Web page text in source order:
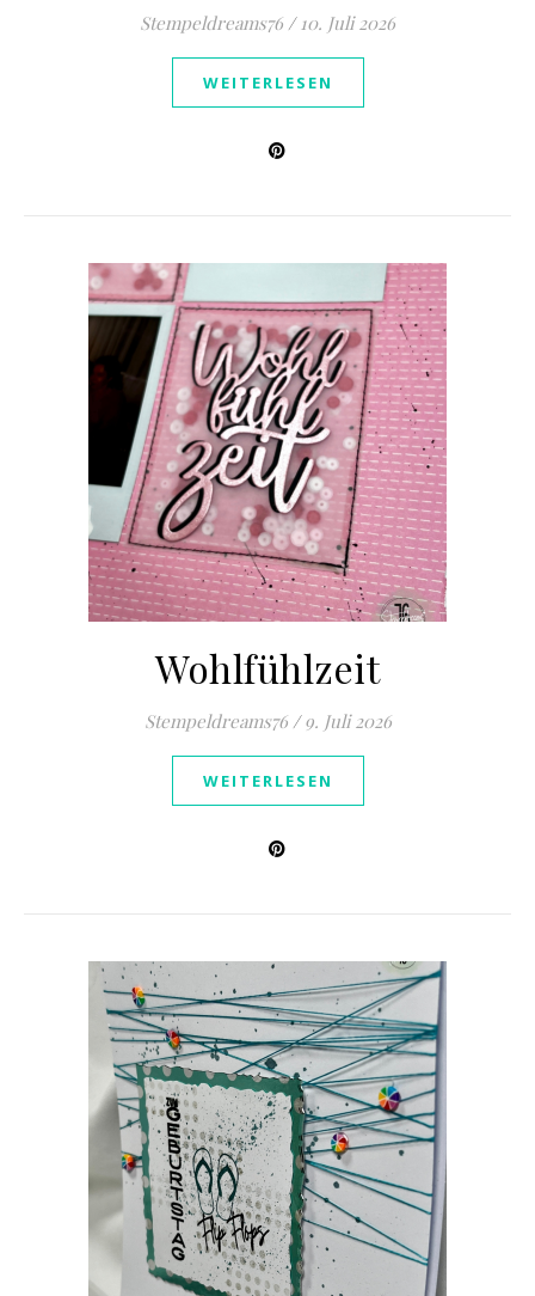
Stempeldreams76 / 10. Juli 2026
WEITERLESEN
Wohlfühlzeit
Stempeldreams76 / 9. Juli 2026
WEITERLESEN